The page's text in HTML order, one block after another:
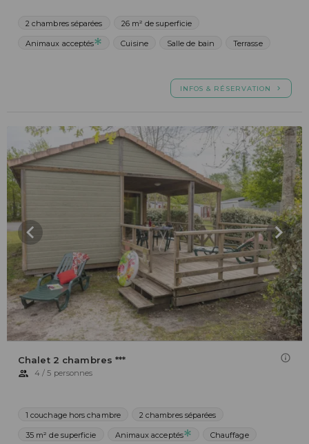
2 chambres séparées 26 m² de superficie
Animaux acceptés Cuisine Salle de bain Terrasse
INFOS & RÉSERVATION
Chalet 2 chambres ***
4 / 5 personnes
1 couchage hors chambre 2 chambres séparées
35 m² de superficie Animaux acceptés Chauffage